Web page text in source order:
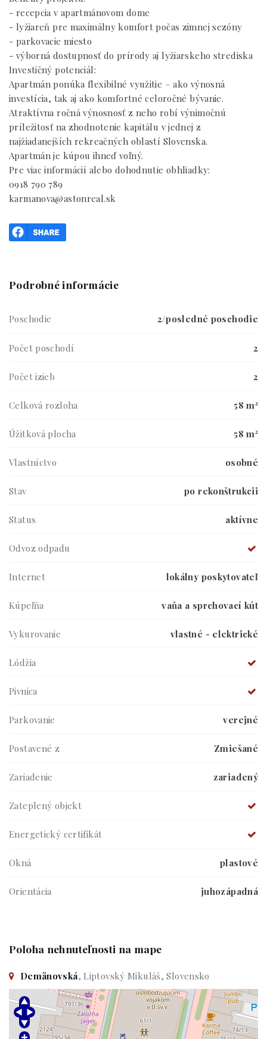
- recepcia v apartmánovom dome
- lyžiareň pre maximálny komfort počas zimnej sezóny
- parkovacie miesto
- výborná dostupnosť do prírody aj lyžiarskeho strediska
Investičný potenciál:
Apartmán ponúka flexibilné využitie – ako výnosná
investícia, tak aj ako komfortné celoročné bývanie.
Atraktívna ročná výnosnosť z neho robí výnimočnú
príležitosť na zhodnotenie kapitálu v jednej z
najžiadanejších rekreačných oblastí Slovenska.
Apartmán je kúpou ihneď voľný.
Pre viac informácií alebo dohodnutie obhliadky:
0918 790 789
karmanova@astonreal.sk
Podrobné informácie
Poschodie 2/posledné poschodie
Počet poschodí 2
Počet izieb 2
Celková rozloha 58 m²
Úžitková plocha 58 m²
Vlastníctvo osobné
Stav po rekonštrukcii
Status aktívne
Odvoz odpadu
Internet lokálny poskytovateľ
Kúpeľňa vaňa a sprchovací kút
Vykurovanie vlastné - elektrické
Lódžia
Pivnica
Parkovanie verejné
Postavené z Zmiešané
Zariadenie zariadený
Zateplený objekt
Energetický certifikát
Okná plastové
Orientácia juhozápadná
Poloha nehnuteľnosti na mape
Demänovská, Liptovský Mikuláš, Slovensko